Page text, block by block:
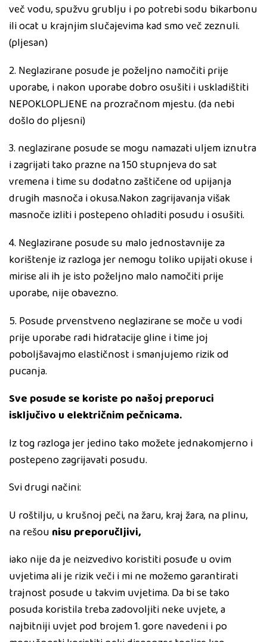
več vodu, spužvu grublju i po potrebi sodu bikarbonu
ili ocat u krajnjim slučajevima kad smo več zeznuli.
(pljesan)
2. Neglazirane posude je poželjno namočiti prije
uporabe, i nakon uporabe dobro osušiti i uskladištiti
NEPOKLOPLJENE na prozračnom mjestu. (da nebi
došlo do pljesni)
3. neglazirane posude se mogu namazati uljem iznutra
i zagrijati tako prazne na 150 stupnjeva do sat
vremena i time su dodatno zaštičene od upijanja
drugih masnoča i okusa.Nakon zagrijavanja višak
masnoče izliti i postepeno ohladiti posudu i osušiti.
4. Neglazirane posude su malo jednostavnije za
korištenje iz razloga jer nemogu toliko upijati okuse i
mirise ali ih je isto poželjno malo namočiti prije
uporabe, nije obavezno.
5. Posude prvenstveno neglazirane se moče u vodi
prije uporabe radi hidratacije gline i time joj
poboljšavajmo elastičnost i smanjujemo rizik od
pucanja.
Sve posude se koriste po našoj preporuci
isključivo u električnim pečnicama.
Iz tog razloga jer jedino tako možete jednakomjerno i
postepeno zagrijavati posudu.
Svi drugi načini:
U roštilju, u krušnoj peči, na žaru, kraj žara, na plinu,
na rešou nisu preporučljivi,
iako nije da je neizvedivo koristiti posuđe u ovim
uvjetima ali je rizik veči i mi ne možemo garantirati
trajnost posude u takvim uvjetima. Da bi se tako
posuda koristila treba zadovoljiti neke uvjete, a
najbitniji uvjet pod brojem 1. gore navedeni i po